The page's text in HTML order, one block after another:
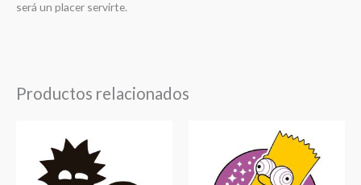
será un placer servirte.
Productos relacionados
original
era:
$1.$0.
precio
original
era:
$1.
precio
es:
$0.